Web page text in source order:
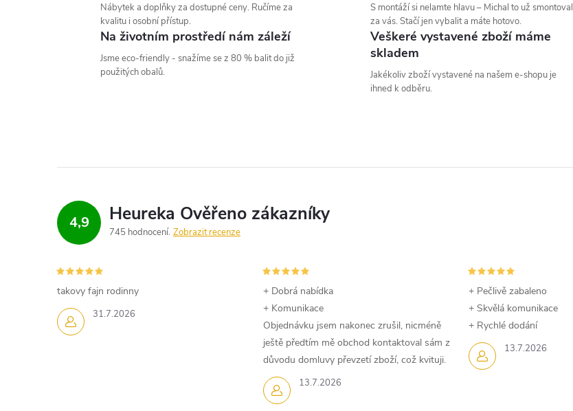
r
v
k
v
ý
p
Nábytek a doplňky za dostupné ceny. Ručíme za
kvalitu i osobní přístup.
S montáží si nelamte hlavu – Michal to už smontoval
za vás. Stačí jen vybalit a máte hotovo.
Na životním prostředí nám záleží
Jsme eco-friendly - snažíme se z 80 % balit do již
použitých obalů.
Veškeré vystavené zboží máme
skladem
Jakékoliv zboží vystavené na našem e-shopu je
ihned k odběru.
4,9
745 hodnocení Zobrazit recenze
31.7.2026
takovy fajn rodinny
13.7.2026
+ Dobrá nabídka
+ Komunikace
Objednávku jsem nakonec zrušil, nicméně
ještě předtím mě obchod kontaktoval sám z
důvodu domluvy převzetí zboží, což kvituji.
13.7.2026
+ Pečlivě zabaleno
+ Skvělá komunikace
+ Rychlé dodání